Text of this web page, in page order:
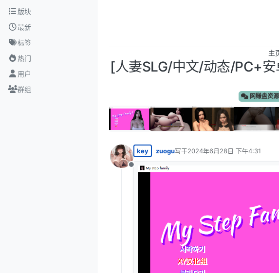
跳转至内容
版块
最新
标签
热门
用户
群组
主
[人妻SLG/中文/动态/PC+
网赚盘资源
离线
key zuogu写于2024年6月28日 下午4:31
最后由 编辑